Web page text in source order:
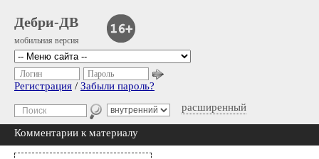
Дебри-ДВ
мобильная версия
расширенный
Логин Пароль
Регистрация / Забыли пароль?
Комментарии к материалу